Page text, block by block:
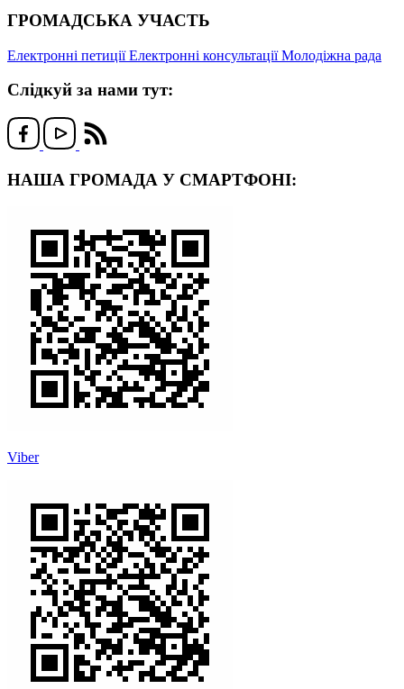
ГРОМАДСЬКА УЧАСТЬ
Електронні петиціїЕлектронні консультаціїМолодіжна рада
Слідкуй за нами тут:
НАША ГРОМАДА У СМАРТФОНІ:
Viber